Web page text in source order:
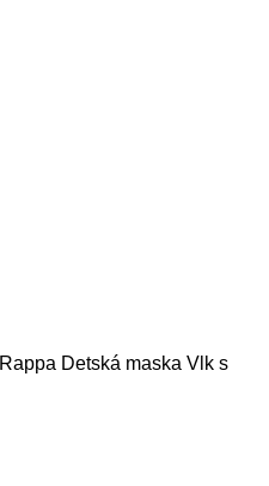
Rappa Detská maska Vlk s